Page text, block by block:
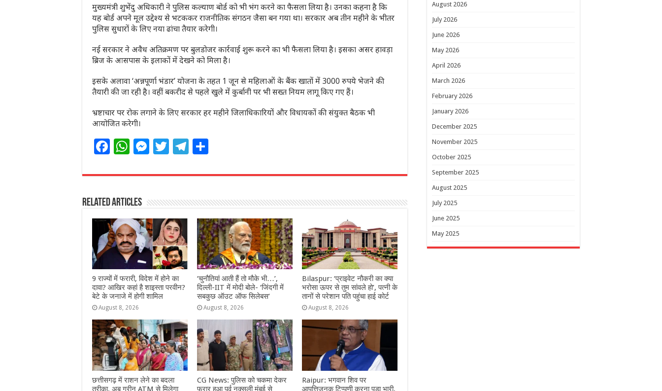
मुख्यमंत्री शुभेंदु अधिकारी ने पुलिस कल्याण बोर्ड को भी भंग करने का फैसला लिया है। उनका कहना है कि
यह बोर्ड अपने मूल उद्देश्य से भटककर राजनीतिक संगठन जैसा बन गया था। सरकार अब तीन महीने के भीतर
पुलिस सुधारों के लिए नया ढांचा तैयार करेगी।
नई सरकार ने अवैध अतिक्रमण पर बुलडोजर कार्रवाई शुरू करने का भी फैसला लिया है। इसका असर हावड़ा
ब्रिज के आसपास के इलाकों में देखने को मिला है।
इसके अलावा ‘अन्नपूर्णा भंडार’ योजना के तहत 1 जून से महिलाओं के बैंक खातों में 3000 रुपये भेजने की
तैयारी की जा रही है। वहीं बकरीद से पहले खुले में कुर्बानी पर भी सख्त नियम लागू किए गए हैं।
भ्रष्टाचार पर रोक लगाने के लिए सरकार हर महीने जिलाधिकारियों और विधायकों की संयुक्त बैठक भी
आयोजित करेगी।
F
c
e
b
o
o
k
W
at
s
A
p
p
M
ss
n
g
e
r
T
itt
r
T
e
ra
m
ar
Related Articles
9 राज्‍यों में फरारी, व‍िदेश में होने का
दावा? आख‍िर कहां है शाइस्‍ता परवीन?
बेटे के जनाजे में होगी शामिल
August 8, 2026
‘चुनौतियां आती हैं तो मौके भी…’,
दिल्ली-IIT में मोदी बोले- ‘जिंदगी में
सबकुछ ऑउट ऑफ सिलेबस’
August 8, 2026
Bilaspur: ‘प्राइवेट नौकरी का क्या
भरोसा ऊपर से तुम सांवले हो’, पत्नी के
तानों से परेशान पति पहुंचा हाई कोर्ट
August 8, 2026
छत्तीसगढ़ में राशन लेने का बदला
तरीका, अब ग्रीन ATM से मिलेगा
CG News: पुलिस को चकमा देकर
फरार हुआ पूर्व नक्सली मुंबई से
Raipur: भगवान शिव पर
आपत्तिजनक टिप्पणी करना पड़ा भारी,
August 2026
July 2026
June 2026
May 2026
April 2026
March 2026
February 2026
January 2026
December 2025
November 2025
October 2025
September 2025
August 2025
July 2025
June 2025
May 2025